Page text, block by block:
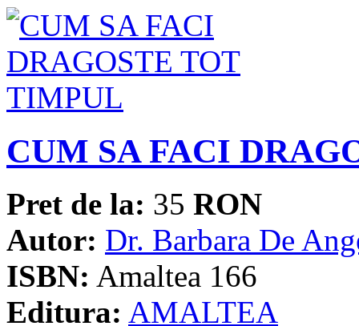
CUM SA FACI
Pret de la: 35 RON
Autor: Dr. Barbara De
ISBN: Amaltea 166
Editura: AMALTEA